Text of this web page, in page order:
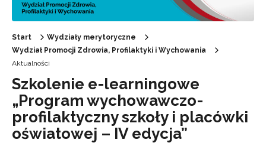
Start
Wydziały merytoryczne
Wydział Promocji Zdrowia, Profilaktyki i Wychowania
Aktualności
Szkolenie e-learningowe
„Program wychowawczo-
profilaktyczny szkoły i placówki
oświatowej – IV edycja”